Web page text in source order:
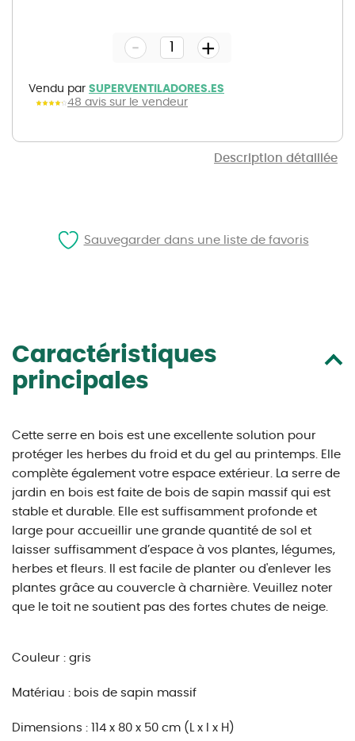
Description détaillée
gallery
Vendu par SUPERVENTILADORES.ES
48 avis sur le vendeur
- +
Caractéristiques
principales
Cette serre en bois est une excellente solution pour
protéger les herbes du froid et du gel au printemps. Elle
complète également votre espace extérieur. La serre de
jardin en bois est faite de bois de sapin massif qui est
stable et durable. Elle est suffisamment profonde et
large pour accueillir une grande quantité de sol et
laisser suffisamment d’espace à vos plantes, légumes,
herbes et fleurs. Il est facile de planter ou d'enlever les
plantes grâce au couvercle à charnière. Veuillez noter
que le toit ne soutient pas des fortes chutes de neige.
Couleur : gris
Matériau : bois de sapin massif
Dimensions : 114 x 80 x 50 cm (L x l x H)
Sauvegarder dans une liste de favoris